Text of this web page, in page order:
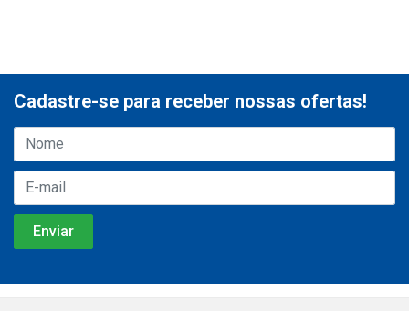
Cadastre-se para receber nossas ofertas!